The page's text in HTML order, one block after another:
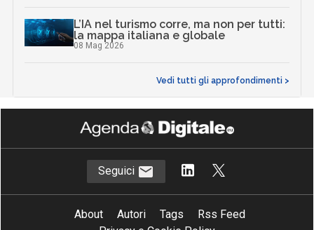
L’IA nel turismo corre, ma non per tutti:
la mappa italiana e globale
08 Mag 2026
Vedi tutti gli approfondimenti >
Seguici
About Autori Tags
Rss Feed